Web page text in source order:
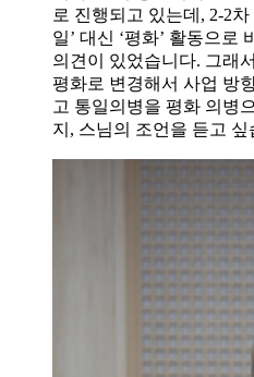
로 진행되고 있는데, 2-2
일’ 대신 ‘평화’ 활동으로
의견이 있었습니다. 그래
평화로 변경해서 사업 방
고 통일의병을 평화 의병
지, 스님의 조언을 듣고 싶